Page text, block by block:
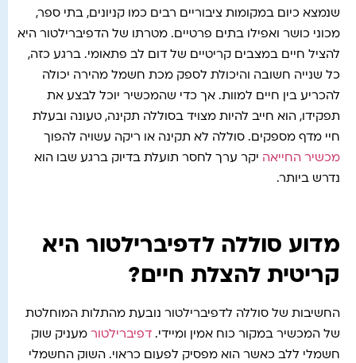
שנמצא כיום במקומות ציבוריים רבים כמו קניונים, בתי ספר,
מכוני כושר ואפילו בתים פרטיים. מטרתו של הדפיברילטור היא
להציל חיים במצבים קריטיים של דום לב פתאומי. ברגע כזה,
כל שנייה חשובה והיכולת לספק מכת חשמל מהירה יכולה
להכריע בין חיים למוות. אך כדי שהמכשיר יוכל לבצע את
תפקידו, הוא חייב להיות מצויד בסוללה תקינה, טעונה ובעלת
חיי מדף מספקים. סוללה לא תקינה או ריקה עשויה להפוך
מכשיר החייאה יקר ערך לחסר תועלת בדיוק ברגע שבו הוא
נדרש ביותר.
מדוע סוללה לדפיברילטור היא
קריטית להצלת חיים?
החשיבות של סוללה לדפיברילטור נובעת מהתלות המוחלטת
של המכשיר במקור כוח אמין ומיידי. דפיברילטור מעניק שוק
חשמלי ללב כאשר הוא מפסיק לפעום כראוי. השוק החשמלי